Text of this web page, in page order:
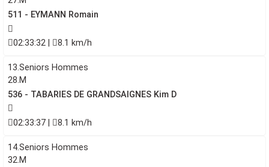
511 - EYMANN Romain
02:33:32 | 8.1 km/h
13.Seniors Hommes
28.M
536 - TABARIES DE GRANDSAIGNES Kim D
02:33:37 | 8.1 km/h
14.Seniors Hommes
32.M